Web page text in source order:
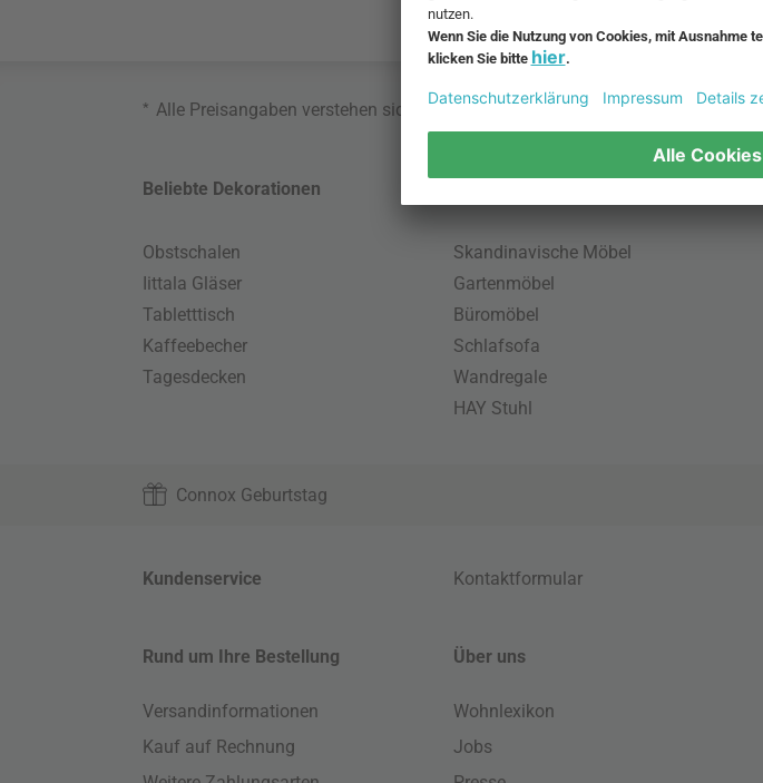
* Alle Preisangaben verstehen sich inklusive MwSt. und zzgl.Versandkosten.
Beliebte Dekorationen
Obstschalen
Iittala Gläser
Tabletttisch
Kaffeebecher
Tagesdecken
Skandinavische Möbel
Gartenmöbel
Büromöbel
Schlafsofa
Wandregale
HAY Stuhl
Connox Geburtstag
Kundenservice Kontaktformular
Rund um Ihre Bestellung
Versandinformationen
Kauf auf Rechnung
Über uns
Wohnlexikon
Jobs